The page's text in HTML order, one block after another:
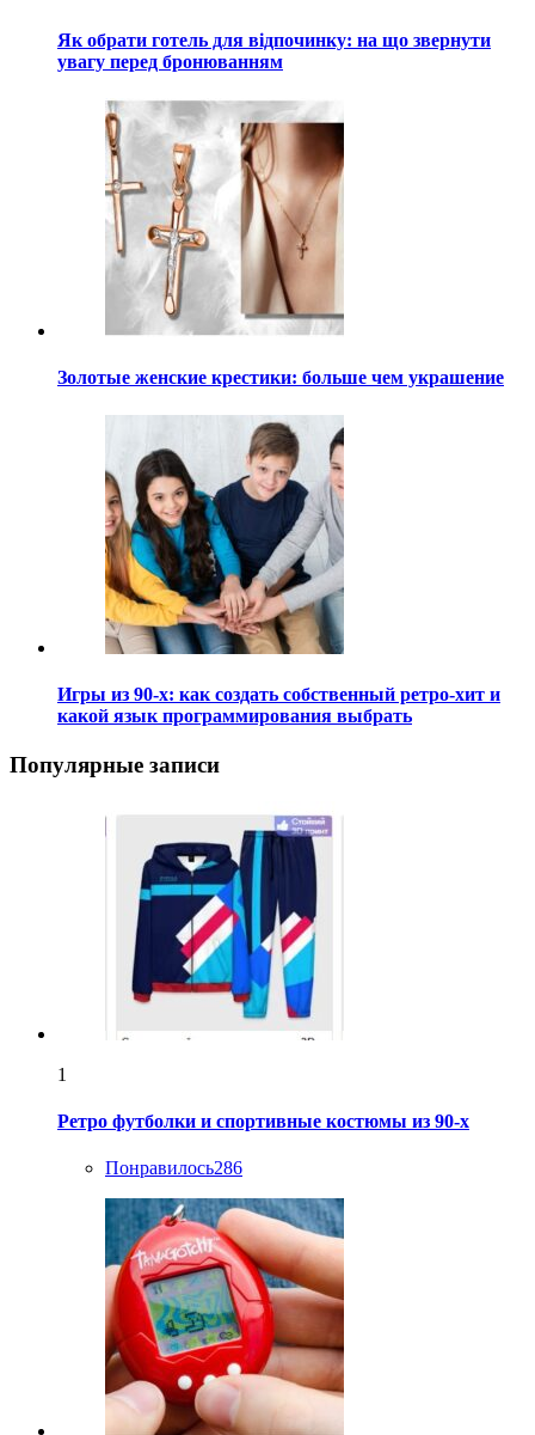
Як обрати готель для відпочинку: на що звернути
увагу перед бронюванням
Золотые женские крестики: больше чем украшение
Игры из 90-х: как создать собственный ретро-хит и
какой язык программирования выбрать
Популярные записи
1
Ретро футболки и спортивные костюмы из 90-х
Понравилось286